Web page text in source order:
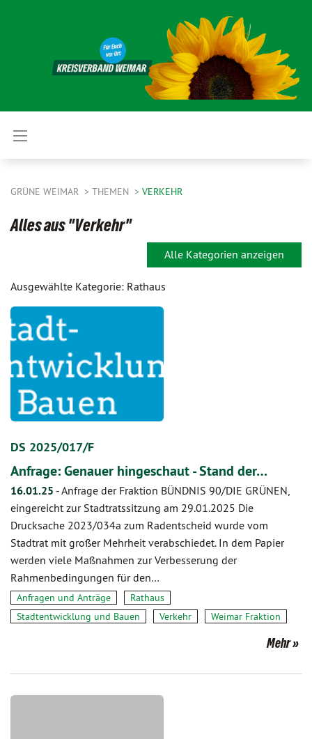
GRÜNE WEIMAR THEMEN VERKEHR
Alles aus "Verkehr"
Alle Kategorien anzeigen
Ausgewählte Kategorie: Rathaus
DS 2025/017/F
Anfrage: Genauer hingeschaut - Stand der…
16.01.25 -Anfrage der Fraktion BÜNDNIS 90/DIE GRÜNEN,
eingereicht zur Stadtratssitzung am 29.01.2025 Die
Drucksache 2023/034a zum Radentscheid wurde vom
Stadtrat mit großer Mehrheit verabschiedet. In dem Papier
werden viele Maßnahmen zur Verbesserung der
Rahmenbedingungen für den…
Anfragen und Anträge
Rathaus
Stadtentwicklung und Bauen
Verkehr Weimar Fraktion
Mehr